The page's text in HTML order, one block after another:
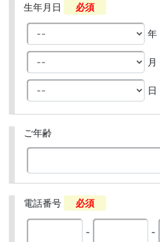
生年月日 必須
年
月
日
ご年齢
電話番号 必須
- -